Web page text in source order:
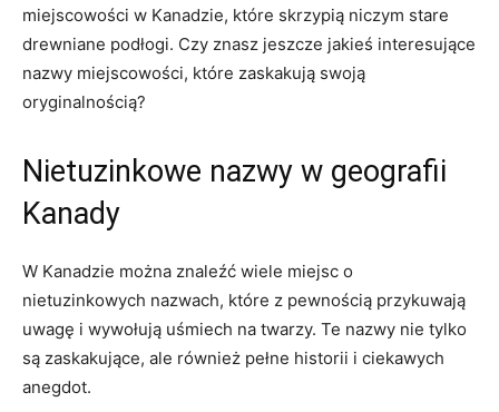
miejscowości‌ w Kanadzie, które skrzypią niczym stare
drewniane podłogi.‍ Czy znasz jeszcze​ jakieś interesujące
nazwy ‌miejscowości, ⁢które zaskakują swoją
oryginalnością?
Nietuzinkowe‍ nazwy ⁢w‍ geografii‍
Kanady
W Kanadzie​ można znaleźć wiele miejsc o
nietuzinkowych ⁢nazwach,‍ które z⁢ pewnością przykuwają
uwagę i wywołują⁣ uśmiech ​na twarzy.⁤ Te nazwy nie⁤ tylko
są ‌zaskakujące, ale również pełne historii i ⁢ciekawych
anegdot.